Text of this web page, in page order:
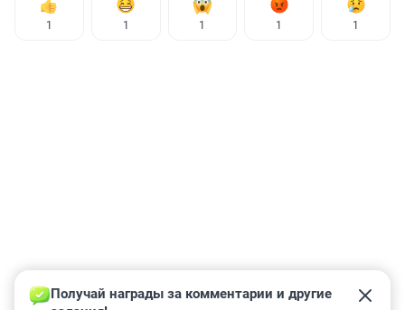
1 1 1 1 1
Получай награды за комментарии и другие